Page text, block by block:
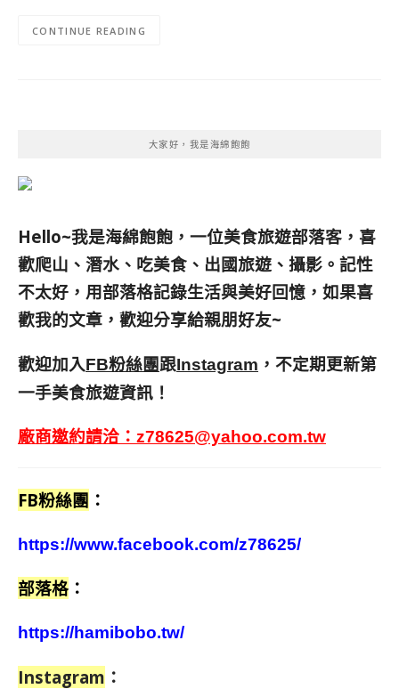
CONTINUE READING
大家好，我是海綿飽飽
Hello~我是海綿飽飽，一位美食旅遊部落客， 喜
歡爬山、潛水、吃美食、出國旅遊、攝影。 記性
不太好，用部落格記錄生活與美好回憶， 如果喜
歡我的文章，歡迎分享給親朋好友~
歡迎加入FB粉絲團跟Instagram ，不定期更新第
一手美食旅遊資訊！
廠商邀約請洽： z78625@yahoo.com.tw
FB粉絲團 ：
https://www.facebook.com/z78625/
部落格 ：
https://hamibobo.tw/
Instagram ：